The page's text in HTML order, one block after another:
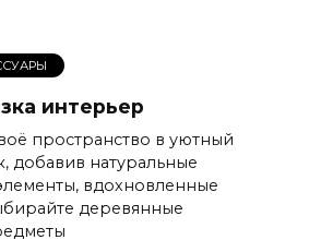
интерьер
пространство в уютный
добавив натуральные
вдохновленные
деревянные